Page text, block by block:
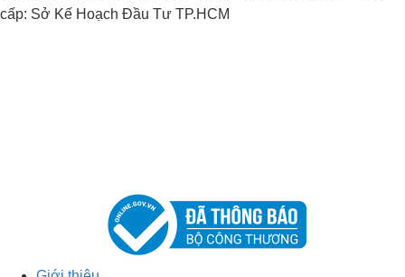
cấp: Sở Kế Hoạch Đầu Tư TP.HCM